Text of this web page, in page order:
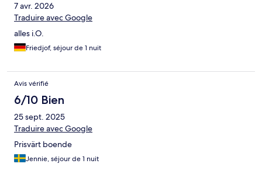
7 avr. 2026
Traduire avec Google
alles i.O.
Friedjof, séjour de 1 nuit
Avis vérifié
6/10 Bien
25 sept. 2025
Traduire avec Google
Prisvärt boende
Jennie, séjour de 1 nuit